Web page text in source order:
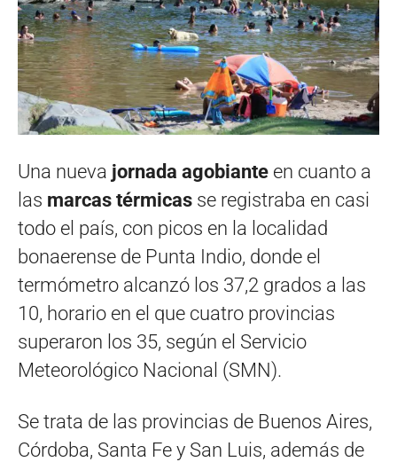
Una nueva jornada agobiante en cuanto a
las marcas térmicas se registraba en casi
todo el país, con picos en la localidad
bonaerense de Punta Indio, donde el
termómetro alcanzó los 37,2 grados a las
10, horario en el que cuatro provincias
superaron los 35, según el Servicio
Meteorológico Nacional (SMN).
Se trata de las provincias de Buenos Aires,
Córdoba, Santa Fe y San Luis, además de